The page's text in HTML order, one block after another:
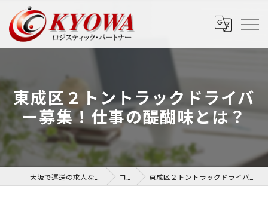
東成区２トントラックドライバ
ー募集！仕事の醍醐味とは？
コラム 東成区２トントラックドライバー募集！仕事の醍醐味とは？